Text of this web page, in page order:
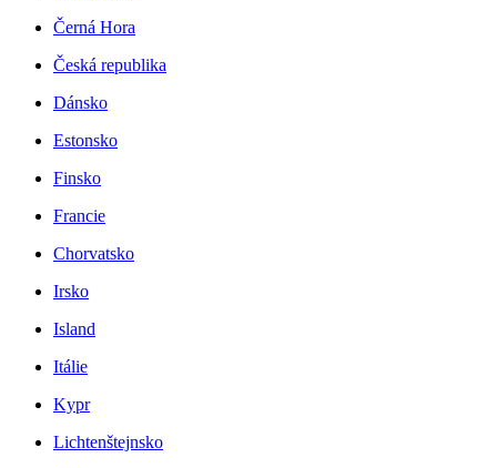
Černá Hora
Česká republika
Dánsko
Estonsko
Finsko
Francie
Chorvatsko
Irsko
Island
Itálie
Kypr
Lichtenštejnsko